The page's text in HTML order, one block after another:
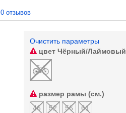
0 отзывов
Очистить параметры
цветЧёрный/Лаймовый
размер рамы (см.)
46
52 56 61